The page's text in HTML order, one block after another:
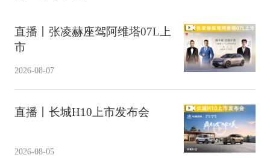
直播丨张凌赫座驾阿维塔07L上
市
2026-08-07
直播丨长城H10上市发布会
2026-08-05